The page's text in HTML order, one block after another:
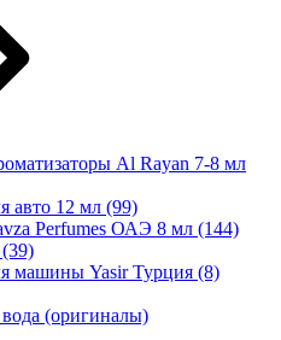
Al Rayan 7-8 мл
авто 12 мл (99)
Perfumes ОАЭ 8 мл (144)
(39)
машины Yasir Турция (8)
(оригиналы)